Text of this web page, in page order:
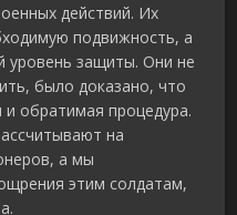
действий. Их
подвижность, а
уровень защиты. Они не
было доказано, что
обратимая процедура.
на
а мы
этим солдатам,